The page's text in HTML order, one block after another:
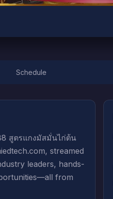
Schedule
สูตรแกงมัสมั่นไก่ต้น
streamed
leaders, hands-
from